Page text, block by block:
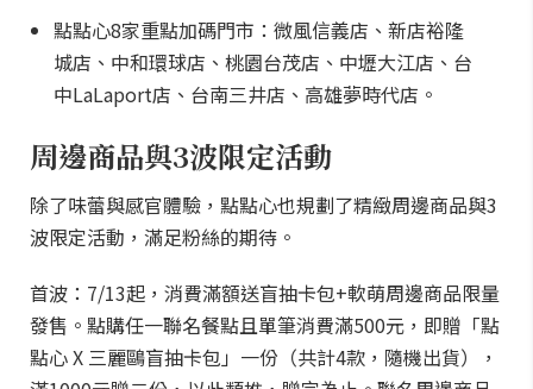
點點心8家重點加碼門市：微風信義店、新店裕隆
城店、中和環球店、桃園台茂店、中壢大江店、台
中LaLaport店、台南三井店、高雄夢時代店。
周邊商品與3波限定活動
除了味蕾與感官體驗，點點心也規劃了精緻周邊商品與3
波限定活動，滿足粉絲的期待。
首波：7/13起，消費滿額送盲抽卡包+軟萌周邊商品限量
發售。點購任一聯名餐點且單筆消費滿500元，即贈「點
點心 X 三麗鷗盲抽卡包」一份（共計4款，隨機出貨），